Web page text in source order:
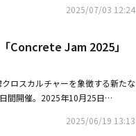
ンセプトフォトも話題を呼んで
川・ぴあアリーナMMで、9月3
ケットが完売する盛況ぶりか
FESTIVAL 2025」への出演
を果たす。音源強者ILLITの躍進に
ト公開紫 今＆乃紫が楽曲制作・
」韓国で10月に初開催
～4日に大阪・大阪城ホールで開催
まっており、IVEと共にK-POPガ
せない。■リリース情報日本1st
発売日：2025年9月3日（水）予
ださい。＜収録曲＞全4曲Track 1
（Japanese Ver.）Track 4 Almon
価格：2,970円（税込）〇初回限
ット盤A - YUNAH、MINJU、MOK
ので憧れの存在というイメージが
ったです。お話をさせていただく
、とっても優しい方という印象が
ォン：初めてお会いしたときか
ときも丁寧に歌い方を教えてくれ
て本当に魅力的なグループだと感
を代表するアーティストたちの出
たちはグローバルK-POPチャンネ
切りに、TikTokのチャレンジや自
的に披露してきた。このようなき
越したグローバルプロジェクトへ
Date」をコンセプトにした楽
を込めた。特に乃紫が作詞と作曲
2025/07/03 12:24
Concrete Jam 2025」
ロスカルチャーを象徴する新たな
間開催。2025年10月25日
BLUE ENCOUNT、NEE、乃紫、
2025/06/19 13:13